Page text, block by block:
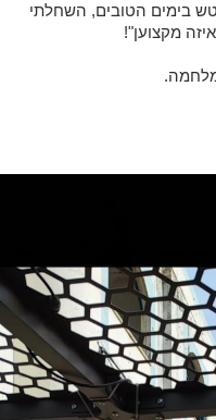
בימים הטובים, השחלתי
מקצוען"!